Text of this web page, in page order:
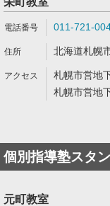
011-721-
北海道札幌
札幌市営地
札幌市営地
個別指導塾スタ
元町教室